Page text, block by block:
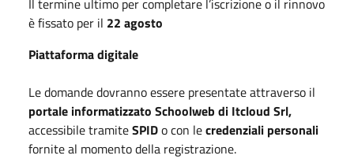
Il termine ultimo per completare l’iscrizione o il rinnovo
è fissato per il 22 agosto
Piattaforma digitale
Le domande dovranno essere presentate attraverso il
portale informatizzato Schoolweb di Itcloud Srl,
accessibile tramiteSPIDo con lecredenziali personali
fornite al momento della registrazione.